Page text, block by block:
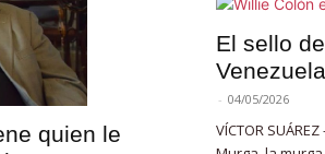
quien le
El sello
Venezuela
- 04/05/2026
VÍCTOR